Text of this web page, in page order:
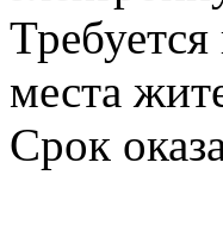
места
Срок